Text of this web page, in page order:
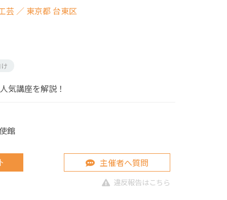
芸 ／ 東京都 台東区
気講座を解説！
館
主催者へ質問
違反報告はこちら